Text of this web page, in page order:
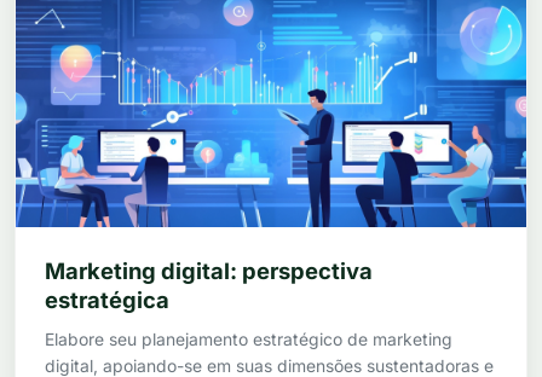
Marketing digital: perspectiva
estratégica
Elabore seu planejamento estratégico de marketing
digital, apoiando-se em suas dimensões sustentadoras e